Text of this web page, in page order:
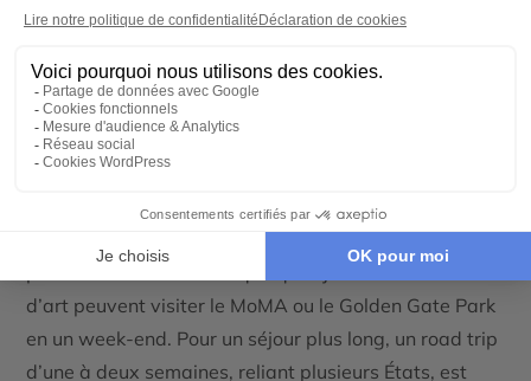
Walt Disney World, Orlando
Pour un séjour court, choisissez des villes comme
, où il est possible d'explorer
plusieurs attractions en quelques jours. Les amateurs
d’art peuvent visiter le MoMA ou le Golden Gate Park
en un week-end. Pour un séjour plus long, un road trip
d’une à deux semaines, reliant plusieurs États, est